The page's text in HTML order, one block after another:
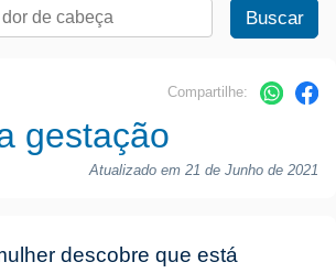
Compartilhe:
gestação
Atualizado em 21 de Junho de 2021
descobre que está